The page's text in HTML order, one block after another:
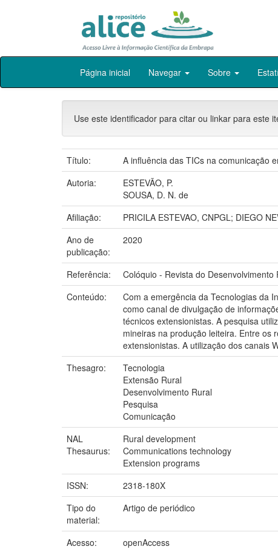
Skip
Página inicial Navegar Sobre
Use este identificador para citar ou linkar para este
Título:
A influência das TICs na comunicação
Autoria:
ESTEVÃO, P.
SOUSA, D. N. de
Afiliação:
PRICILA ESTEVAO, CNPGL; DIEGO
Ano de
publicação:
2020
Referência:
Colóquio - Revista do
Conteúdo:
Com a emergência da Tecnologias da
como canal de divulgação de
técnicos extensionistas. A pesquisa
mineiras na produção leiteira. Entre os
extensionistas. A utilização dos canais
Thesagro:
Tecnologia
Extensão Rural
Desenvolvimento Rural
Pesquisa
Comunicação
NAL
Thesaurus:
Rural development
Communications technology
Extension programs
ISSN:
2318-180X
Tipo do
material:
Artigo de periódico
Acesso:
openAccess